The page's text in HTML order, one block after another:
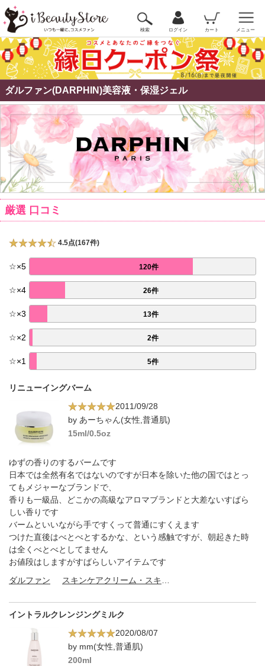
検索 ログイン カート メニュー
ダルファン(DARPHIN)美容液・保湿ジェル
厳選 口コミ
4.5点(167件)
☆×5 120件
☆×4 26件
☆×3 13件
☆×2 2件
☆×1 5件
リニューイングバーム
2011/09/28
by あーちゃん(女性,普通肌)
15ml/0.5oz
ゆずの香りのするバームです
日本では全然有名ではないのですが日本を除いた他の国ではとっ
てもメジャーなブランドで、
香りも一級品、どこかの高級なアロマブランドと大差ないすばら
しい香りです
バームといいながら手ですくって普通にすくえます
つけた直後はべとべとするかな、という感触ですが、朝起きた時
は全くべとべとしてません
お値段はしますがすばらしいアイテムです
ダルファン
イントラルクレンジングミルク
2020/08/07
by mm(女性,普通肌)
200ml